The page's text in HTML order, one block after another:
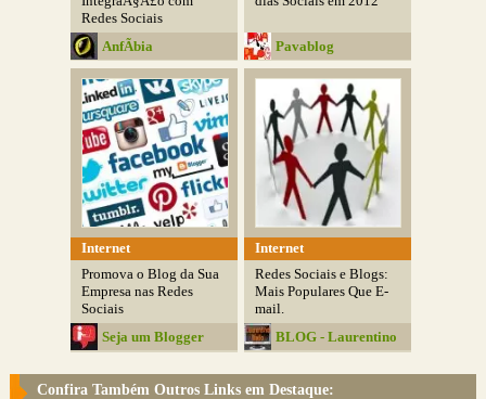
Redes Sociais
AnfÃ­bia
Pavablog
Internet
Promova o Blog da Sua
Empresa nas Redes
Sociais
Seja um Blogger
Internet
Redes Sociais e Blogs:
Mais Populares Que E-
mail.
BLOG - Laurentino
Confira Também Outros Links em Destaque: